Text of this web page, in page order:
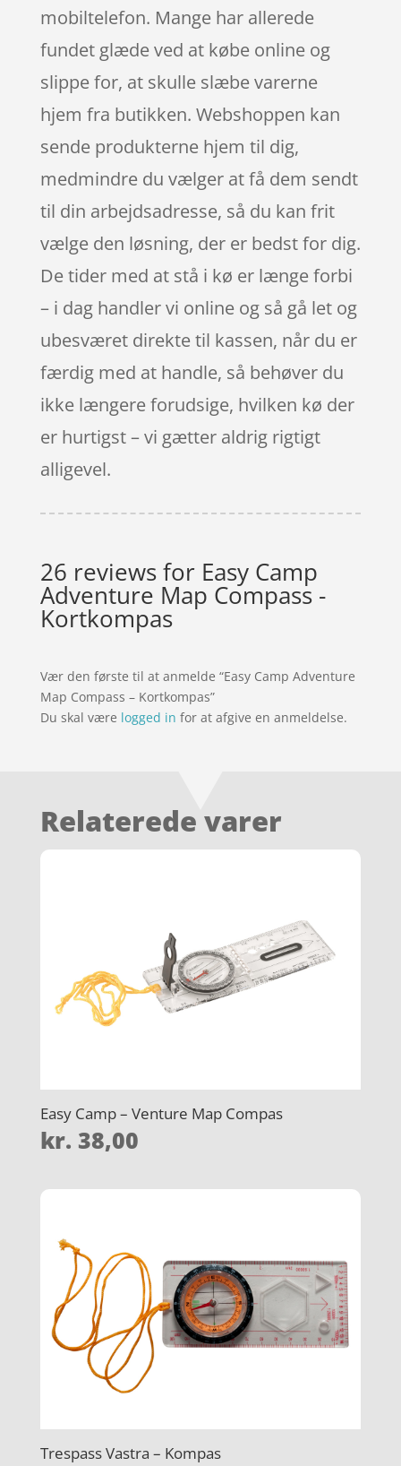
mobiltelefon. Mange har allerede
fundet glæde ved at købe online og
slippe for, at skulle slæbe varerne
hjem fra butikken. Webshoppen kan
sende produkterne hjem til dig,
medmindre du vælger at få dem sendt
til din arbejdsadresse, så du kan frit
vælge den løsning, der er bedst for dig.
De tider med at stå i kø er længe forbi
– i dag handler vi online og så gå let og
ubesværet direkte til kassen, når du er
færdig med at handle, så behøver du
ikke længere forudsige, hvilken kø der
er hurtigst – vi gætter aldrig rigtigt
alligevel.
26 reviews for Easy Camp
Adventure Map Compass -
Kortkompas
Vær den første til at anmelde “Easy Camp Adventure
Map Compass – Kortkompas”
Du skal være logged in for at afgive en anmeldelse.
Relaterede varer
Easy Camp – Venture Map Compas
kr. 38,00
Trespass Vastra – Kompas